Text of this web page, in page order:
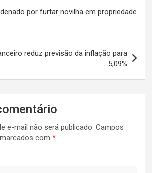
es
t
dI
n
gr
a
m
por furtar novilha em propriedade
reduz previsão da inflação para
5,09%
e-mail não será publicado. Campos
com *